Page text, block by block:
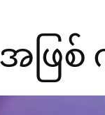
ဖြ